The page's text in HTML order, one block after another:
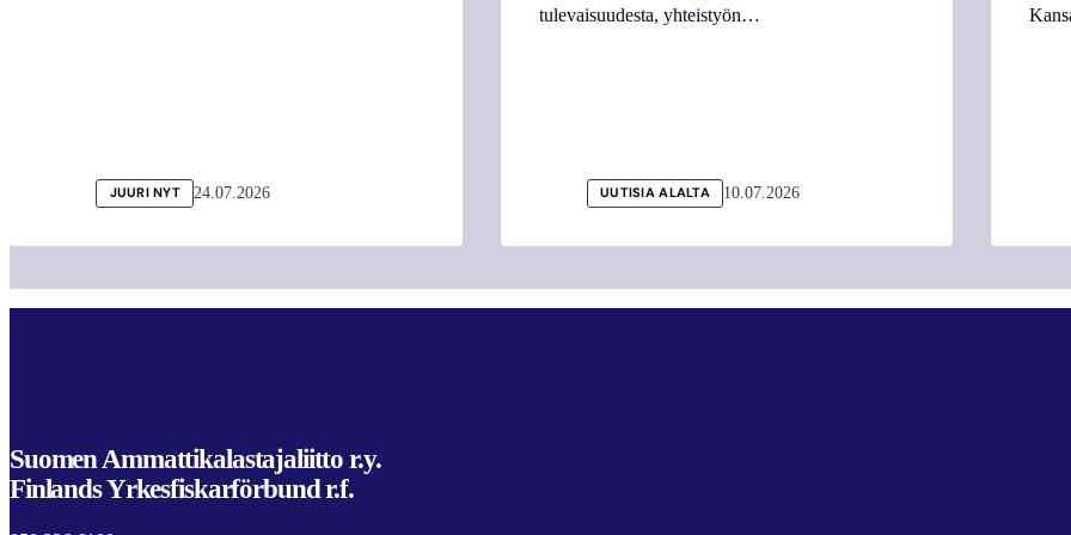
JUURI NYT 24.07.2026
tulevaisuudesta, yhteistyön…
UUTISIA ALALTA 10.07.2026
Suomen Ammattikalastajaliitto r.y.
Finlands Yrkesfiskarförbund r.f.